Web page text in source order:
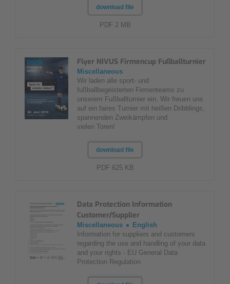
download file
PDF 2 MB
Flyer NIVUS Firmencup Fußballturnier
Miscellaneous
Wir laden alle sport- und
fußballbegeisterten Firmenteams zu
unserem Fußballturnier ein. Wir freuen uns
auf ein faires Turnier mit heißen Dribblings,
spannenden Zweikämpfen und
vielen Toren!
download file
PDF 625 KB
Data Protection Information
Customer/Supplier
Miscellaneous
English
Information for suppliers and customers
regarding the use and handling of your data
and your rights - EU General Data
Protection Regulation